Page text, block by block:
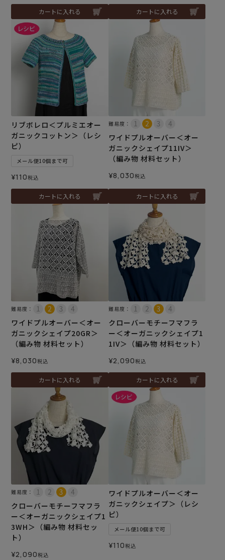
カートに入れる カートに入れる
リブボレロ＜プルミエオー
ガニックコットン＞（レシ
ピ）
メール便10個まで可
¥110税込
カートに入れる
難易度：
ワイドプルオーバー＜オー
ガニックシェイプ11IV＞
（編み物 材料セット）
¥8,030税込
カートに入れる
難易度：
ワイドプルオーバー＜オー
ガニックシェイプ20GR＞
（編み物 材料セット）
¥8,030税込
カートに入れる
難易度：
クローバーモチーフマフラ
ー＜オーガニックシェイプ1
1IV＞（編み物 材料セット）
¥2,090税込
カートに入れる
難易度：
クローバーモチーフマフラ
ー＜オーガニックシェイプ1
3WH＞（編み物 材料セッ
ト）
¥2,090税込
ワイドプルオーバー＜オー
ガニックシェイプ＞（レシ
ピ）
メール便10個まで可
¥110税込